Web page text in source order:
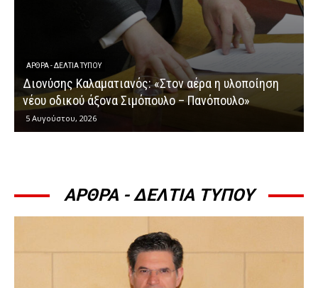
ΆΡΘΡΑ - ΔΕΛΤΊΑ ΤΎΠΟΥ
Διονύσης Καλαματιανός: «Στον αέρα η υλοποίηση
νέου οδικού άξονα Σιμόπουλο – Πανόπουλο»
5 Αυγούστου, 2026
ΑΡΘΡΑ - ΔΕΛΤΙΑ ΤΥΠΟΥ